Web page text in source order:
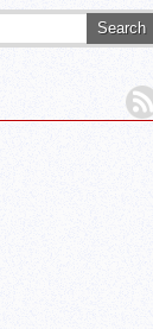
Search